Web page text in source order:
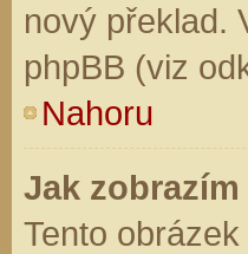
nový překlad.
phpBB (viz
Nahoru
Jak
Tento